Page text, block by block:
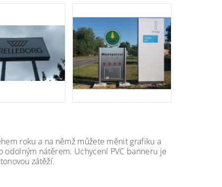
roku a na němž můžete měnit grafiku a
nátěrem. Uchycení PVC banneru je
zátěží.